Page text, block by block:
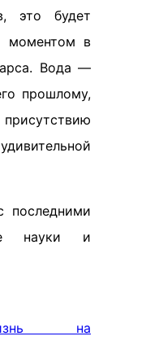
это будет
моментом в
Вода —
прошлому,
последними
науки и
на